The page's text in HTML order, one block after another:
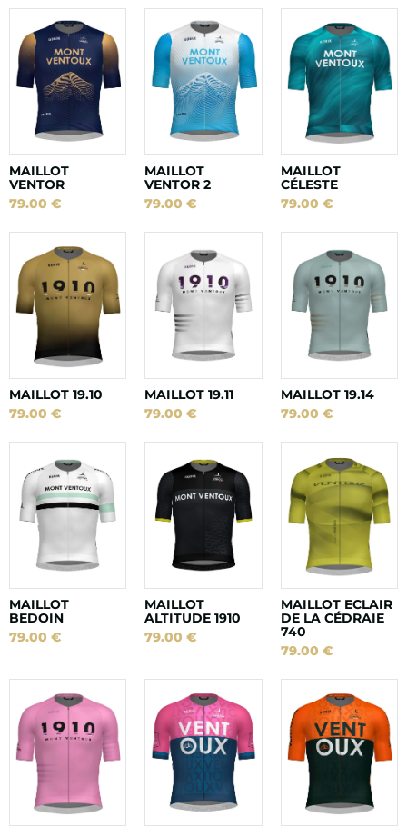
MAILLOT
VENTOR
79.00 €
MAILLOT
VENTOR 2
79.00€
MAILLOT
CÉLESTE
79.00 €
MAILLOT 19.10
79.00 €
MAILLOT 19.11
79.00€
MAILLOT 19.14
79.00 €
MAILLOT
BEDOIN
79.00 €
MAILLOT
ALTITUDE 1910
79.00€
MAILLOT ECLAIR
DE LA CÉDRAIE
740
79.00 €